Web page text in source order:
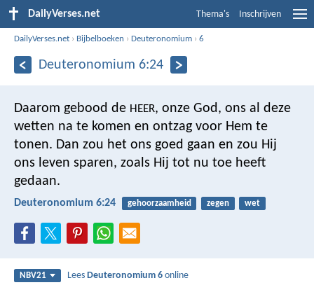
DailyVerses.net Thema's Inschrijven
DailyVerses.net › Bijbelboeken ›Deuteronomium ›6
Deuteronomium 6:24
Daarom gebood de HEER, onze God, ons al deze
wetten na te komen en ontzag voor Hem te
tonen. Dan zou het ons goed gaan en zou Hij
ons leven sparen, zoals Hij tot nu toe heeft
gedaan.
Deuteronomium 6:24 gehoorzaamheid zegen wet
NBV21 LeesDeuteronomium 6 online